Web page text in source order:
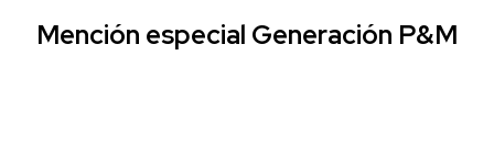
Mención especial Generación P&M